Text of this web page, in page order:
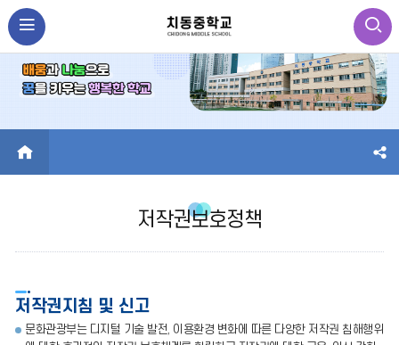
HOME
저작권보호정책
저작권지침 및 신고
문화관광부는 디지털 기술 발전, 이용환경 변화에 따른 다양한 저작권 침해행위